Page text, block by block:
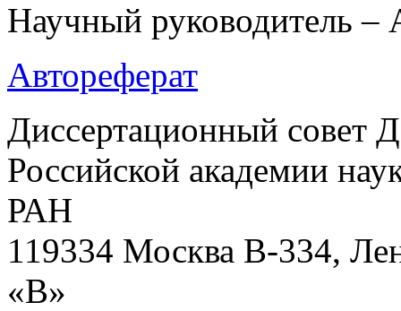
Научный руководитель
Автореферат
Диссертационный совет
Российской академии
РАН
119334 Москва В-334,
«В»